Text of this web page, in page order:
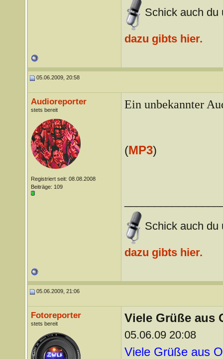
Schick auch
dazu gibts hier.
05.06.2009, 20:58
Audioreporter
stets bereit
Registriert seit: 08.08.2008
Beiträge: 109
Ein unbekannter
(MP3)
Schick auch
dazu gibts hier.
05.06.2009, 21:06
Fotoreporter
stets bereit Viele Grüße aus
05.06.09 20:08
Viele Grüße aus